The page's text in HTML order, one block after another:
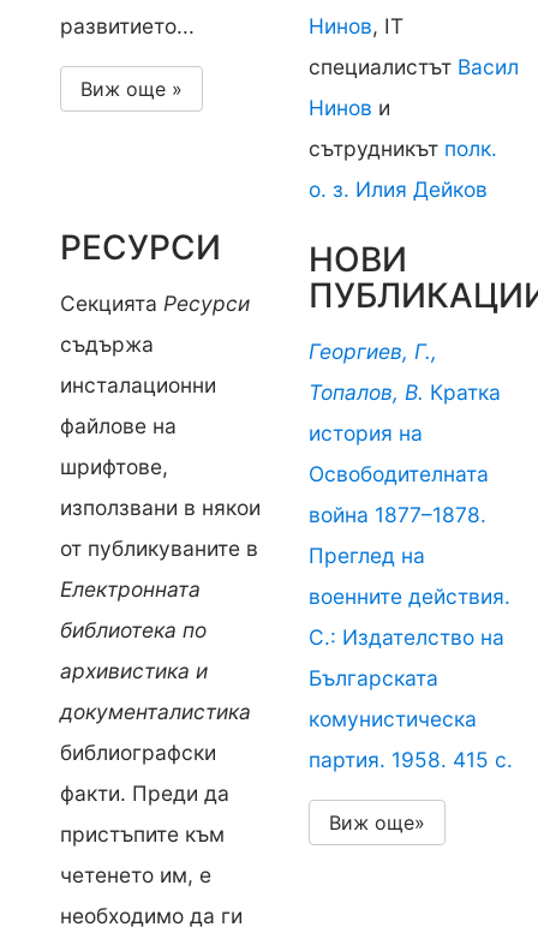
развитието...
Виж още »
Нинов, IT
специалистът Васил
Нинов и
сътрудникът полк.
о. з. Илия Дейков
РЕСУРСИ
Секцията Ресурси
съдържа
инсталационни
файлове на
шрифтове,
използвани в някои
от публикуваните в
Електронната
библиотека по
архивистика и
документалистика
библиографски
факти. Преди да
пристъпите към
четенето им, е
необходимо да ги
НОВИ
Георгиев, Г.,
Топалов, В. Кратка
история на
Освободителната
война 1877–1878.
Преглед на
военните действия.
С.: Издателство на
Българската
комунистическа
партия. 1958. 415 с.
Виж още»